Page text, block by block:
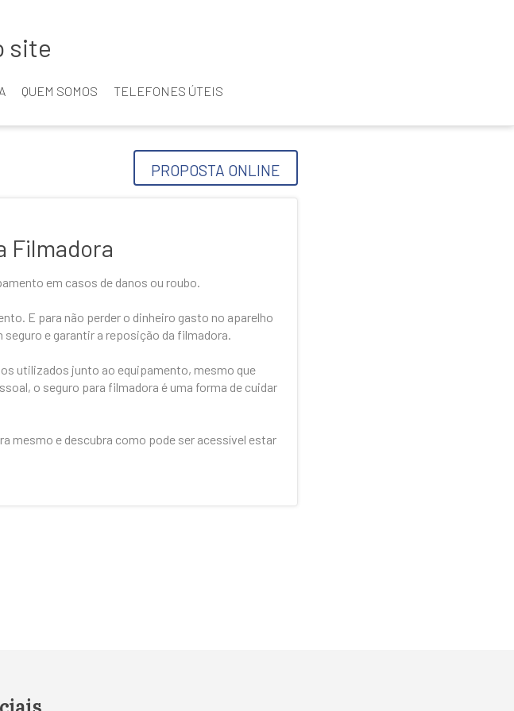
QUEM SOMOS TELEFONES ÚTEIS
PROPOSTA ONLINE
Filmadora
em casos de danos ou roubo.
E para não perder o dinheiro gasto no aparelho
e garantir a reposição da filmadora.
utilizados junto ao equipamento, mesmo que
o seguro para filmadora é uma forma de cuidar
mesmo e descubra como pode ser acessível estar